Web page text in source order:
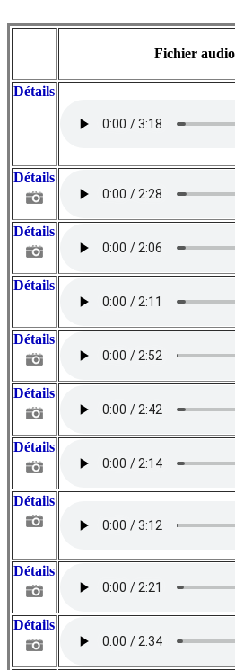
Fichier audio
Détails
Détails
Détails
Détails
Détails
Détails
Détails
Détails
Détails
Détails